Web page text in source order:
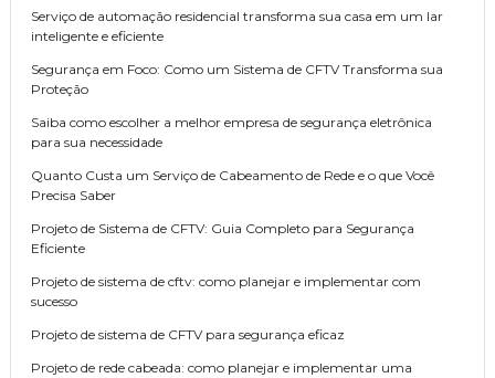
Serviço de automação residencial transforma sua casa em um lar
inteligente e eficiente
Segurança em Foco: Como um Sistema de CFTV Transforma sua
Proteção
Saiba como escolher a melhor empresa de segurança eletrônica
para sua necessidade
Quanto Custa um Serviço de Cabeamento de Rede e o que Você
Precisa Saber
Projeto de Sistema de CFTV: Guia Completo para Segurança
Eficiente
Projeto de sistema de cftv: como planejar e implementar com
sucesso
Projeto de sistema de CFTV para segurança eficaz
Projeto de rede cabeada: como planejar e implementar uma